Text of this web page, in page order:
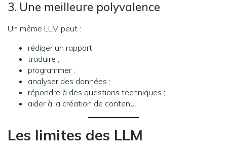
3. Une meilleure polyvalence
Un même LLM peut :
rédiger un rapport ;
traduire ;
programmer ;
analyser des données ;
répondre à des questions techniques ;
aider à la création de contenu.
Les limites des LLM